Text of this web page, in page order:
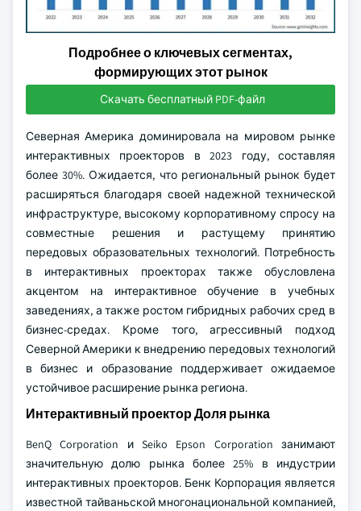
Подробнее о ключевых сегментах,
формирующих этот рынок
Скачать бесплатный PDF-файл
Северная Америка доминировала на мировом рынке
интерактивных проекторов в 2023 году, составляя
более 30%. Ожидается, что региональный рынок будет
расширяться благодаря своей надежной технической
инфраструктуре, высокому корпоративному спросу на
совместные решения и растущему принятию
передовых образовательных технологий. Потребность
в интерактивных проекторах также обусловлена
акцентом на интерактивное обучение в учебных
заведениях, а также ростом гибридных рабочих сред в
бизнес-средах. Кроме того, агрессивный подход
Северной Америки к внедрению передовых технологий
в бизнес и образование поддерживает ожидаемое
устойчивое расширение рынка региона.
Интерактивный проектор Доля рынка
BenQ Corporation и Seiko Epson Corporation занимают
значительную долю рынка более 25% в индустрии
интерактивных проекторов. Бенк Корпорация является
известной тайваньской многонациональной компанией,